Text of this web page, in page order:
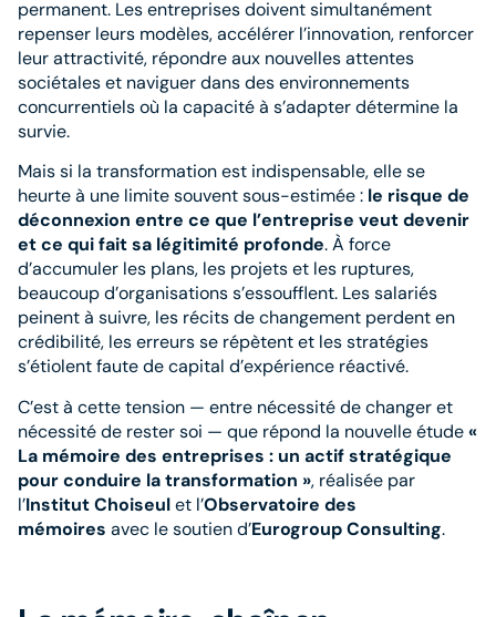
permanent. Les entreprises doivent simultanément
repenser leurs modèles, accélérer l’innovation, renforcer
leur attractivité, répondre aux nouvelles attentes
sociétales et naviguer dans des environnements
concurrentiels où la capacité à s’adapter détermine la
survie.
Mais si la transformation est indispensable, elle se
heurte à une limite souvent sous-estimée : le risque de
déconnexion entre ce que l’entreprise veut devenir
et ce qui fait sa légitimité profonde. À force
d’accumuler les plans, les projets et les ruptures,
beaucoup d’organisations s’essoufflent. Les salariés
peinent à suivre, les récits de changement perdent en
crédibilité, les erreurs se répètent et les stratégies
s’étiolent faute de capital d’expérience réactivé.
C’est à cette tension — entre nécessité de changer et
nécessité de rester soi — que répond la nouvelle étude«
La mémoire des entreprises : un actif stratégique
pour conduire la transformation », réalisée par
l’Institut Choiseulet l’Observatoire des
mémoires avec le soutien d’Eurogroup Consulting.